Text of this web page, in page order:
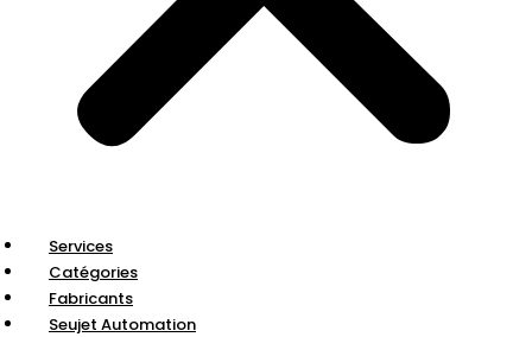
Services
Catégories
Fabricants
Seujet Automation